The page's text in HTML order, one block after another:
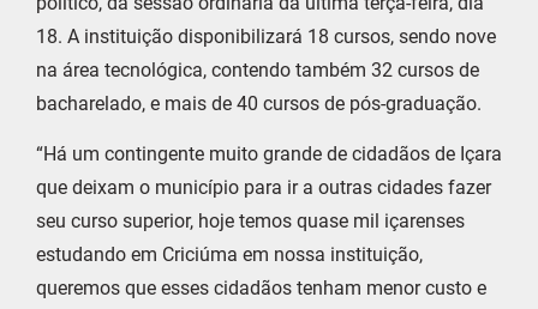
18. A instituição disponibilizará 18 cursos, sendo nove
na área tecnológica, contendo também 32 cursos de
bacharelado, e mais de 40 cursos de pós-graduação.
“Há um contingente muito grande de cidadãos de Içara
que deixam o município para ir a outras cidades fazer
seu curso superior, hoje temos quase mil içarenses
estudando em Criciúma em nossa instituição,
queremos que esses cidadãos tenham menor custo e